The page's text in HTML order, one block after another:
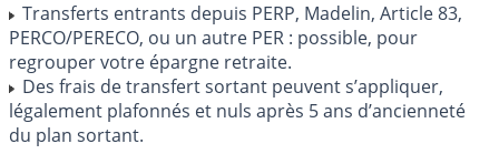
Transferts entrants depuis PERP, Madelin, Article 83,
PERCO/PERECO, ou un autre PER : possible, pour
regrouper votre épargne retraite.
Des frais de transfert sortant peuvent s’appliquer,
légalement plafonnés et nuls après 5 ans d’ancienneté
du plan sortant.